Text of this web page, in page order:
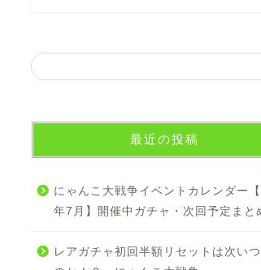
最近の投稿
にゃんこ大戦争イベントカレンダー
年7月】開催中ガチャ・次回予定まと
レアガチャ初回半額リセットは次い